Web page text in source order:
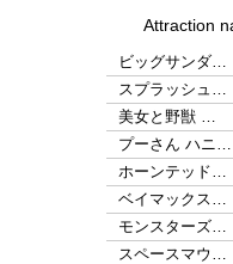
Attraction
ビッグサンダ…
スプラッシュ…
美女と野獣 …
プーさん ハニ…
ホーンテッド…
ベイマックス…
モンスターズ…
スペースマウ…